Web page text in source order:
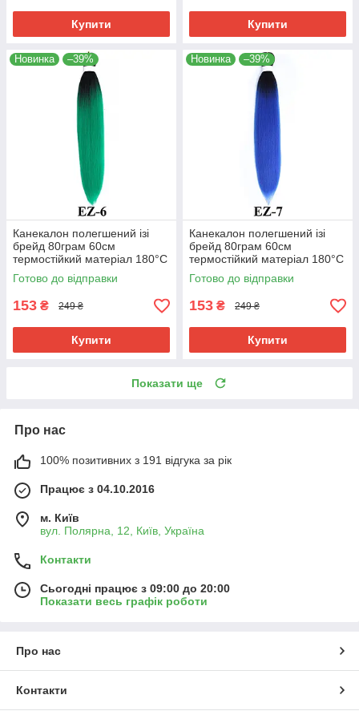
Купити Купити
Новинка –39%
Канекалон полегшений ізі
брейд 80грам 60см
термостійкий матеріал 180°C
EZ-6 хвіст омбре Easy Braid
Готово до відправки
153 ₴ 249 ₴
Купити
Новинка –39%
Канекалон полегшений ізі
брейд 80грам 60см
термостійкий матеріал 180°C
EZ-7 хвіст омбре Easy Braid
Готово до відправки
153 ₴ 249 ₴
Купити
Показати ще
Про нас
100% позитивних з 191 відгука за рік
Працює з 04.10.2016
м. Київ
вул. Полярна, 12, Київ, Україна
Контакти
Сьогодні працює з 09:00 до 20:00
Показати весь графік роботи
Про нас
Контакти